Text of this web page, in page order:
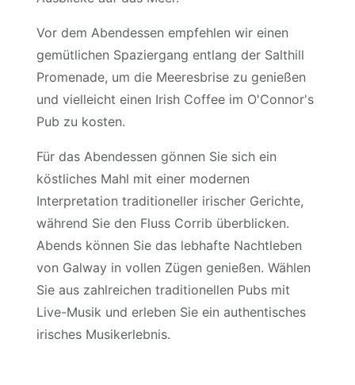
Vor dem Abendessen empfehlen wir einen
gemütlichen Spaziergang entlang der Salthill
Promenade, um die Meeresbrise zu genießen
und vielleicht einen Irish Coffee im O'Connor's
Pub zu kosten.
Für das Abendessen gönnen Sie sich ein
köstliches Mahl mit einer modernen
Interpretation traditioneller irischer Gerichte,
während Sie den Fluss Corrib überblicken.
Abends können Sie das lebhafte Nachtleben
von Galway in vollen Zügen genießen. Wählen
Sie aus zahlreichen traditionellen Pubs mit
Live-Musik und erleben Sie ein authentisches
irisches Musikerlebnis.